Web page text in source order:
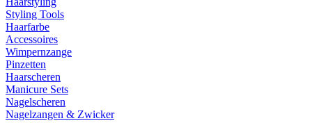
Styling Tools
Haarfarbe
Accessoires
Wimpernzange
Pinzetten
Haarscheren
Manicure Sets
Nagelscheren
Nagelzangen & Zwicker